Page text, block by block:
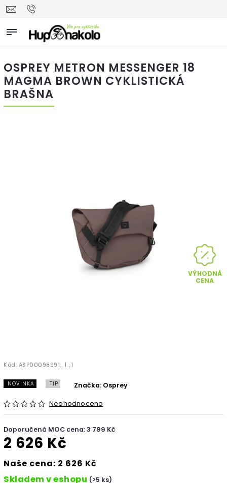
OSPREY METRON MESSENGER 18
MAGMA BROWN CYKLISTICKÁ
BRAŠNA
VÝHODNÁ
CENA
Kód: ASP00098991_1_1
NOVINKA TIP
Neohodnoceno
Značka: Osprey
Doporučená MOC cena: 3 799 Kč
2 626 Kč
Naše cena: 2 626 Kč
Skladem v eshopu (>5 ks)